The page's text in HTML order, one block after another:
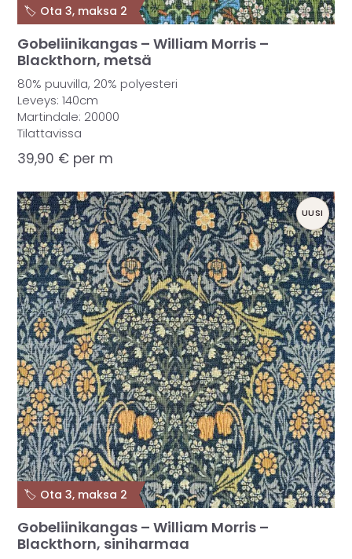
Gobeliinikangas – William Morris –
Blackthorn, metsä
80% puuvilla, 20% polyesteri
Leveys: 140cm
Martindale: 20000
Tilattavissa
39,90 € per m
🏷️ Ota 3, maksa 2
Gobeliinikangas – William Morris –
Blackthorn, siniharmaa
UUSI
🏷️ Ota 3, maksa 2